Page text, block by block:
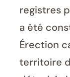
registres
a été
Érection
territoire